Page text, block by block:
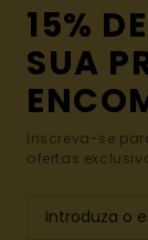
15%
SUA
Inscreva-se
ofertas